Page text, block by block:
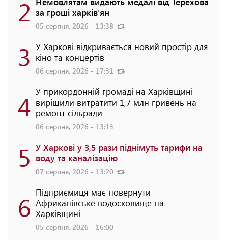
2 за гроші харків'ян
05 серпня, 2026 - 13:38
3 У Харкові відкривається новий простір для
кіно та концертів
06 серпня, 2026 - 17:31
4 У прикордонній громаді на Харківщині
вирішили витратити 1,7 млн гривень на
ремонт сільради
06 серпня, 2026 - 13:13
5 У Харкові у 3,5 рази піднімуть тарифи на
воду та каналізацію
07 серпня, 2026 - 13:20
6 Підприємиця має повернути
Африканівське водосховище на
Харківщині
05 серпня, 2026 - 16:00